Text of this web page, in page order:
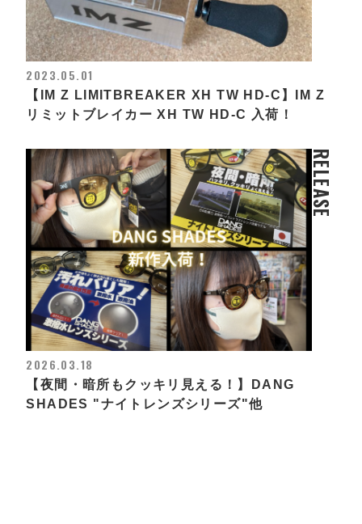
2023.05.01
【IM Z LIMITBREAKER XH TW HD-C】IM Z
リミットブレイカー XH TW HD-C 入荷！
RELEASE
2026.03.18
【夜間・暗所もクッキリ見える！】DANG
SHADES "ナイトレンズシリーズ"他